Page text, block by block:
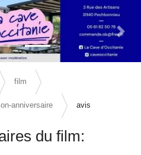
Next
film
anniversaire avis
du film: